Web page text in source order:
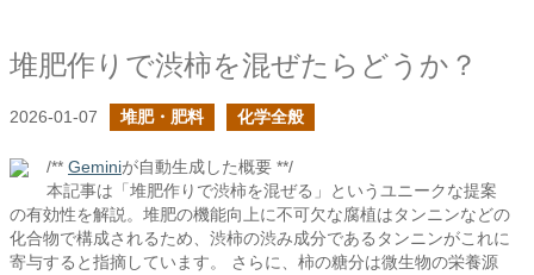
堆肥作りで渋柿を混ぜたらどうか？
2026-01-07 堆肥・肥料 化学全般
/** Geminiが自動生成した概要 **/
本記事は「堆肥作りで渋柿を混ぜる」というユニークな提案
の有効性を解説。堆肥の機能向上に不可欠な腐植はタンニンなどの
化合物で構成されるため、渋柿の渋み成分であるタンニンがこれに
寄与すると指摘しています。 さらに、柿の糖分は微生物の栄養源